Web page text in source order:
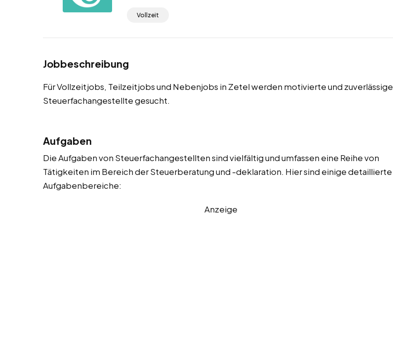
Vollzeit
Jobbeschreibung
Für Vollzeitjobs, Teilzeitjobs und Nebenjobs in Zetel werden motivierte und zuverlässige
Steuerfachangestellte gesucht.
Aufgaben
Die Aufgaben von Steuerfachangestellten sind vielfältig und umfassen eine Reihe von
Tätigkeiten im Bereich der Steuerberatung und -deklaration. Hier sind einige detaillierte
Aufgabenbereiche:
Anzeige